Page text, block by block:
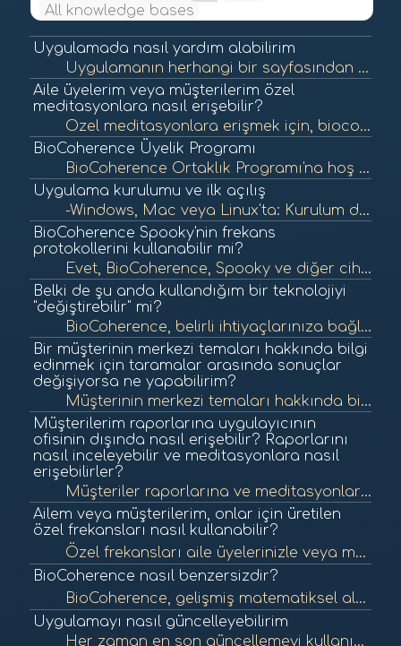
All knowledge bases
Uygulamada nasıl yardım alabilirim
Uygulamanın herhangi bir sayfasından yardım istemek veya öneri göndermek için, sadece sağ üst köşedeki menüyü açın ve "Geri bildirim ve fikirler"e tıklayın. Şu anda bulunduğunuz sayfanın ekran görüntüsünü eklemek için "ekran gör...
Aile üyelerim veya müşterilerim özel
meditasyonlara nasıl erişebilir?
Özel meditasyonlara erişmek için, biocoherence.net/install adresinden veya App Store veya Play Store'dan uygulamayı yüklemeleri gerekmektedir. Onlara bir hesap oluşturarak davet edebilirsiniz; lütfen doğru hesapla birlikte davet alabilmeleri içi...
BioCoherence Üyelik Programı
BioCoherence Ortaklık Programı'na hoş geldiniz! Keskin teknolojimizin faydalarını kitlenizle paylaşmanız için sizi aramızda görmekten heyecan duyuyoruz. Programımız, başkalarına sağlık ve zindelikte dönüştürücü bir yaklaşımı keş...
Uygulama kurulumu ve ilk açılış
-Windows, Mac veya Linux'ta: Kurulum dosyasını biocoherence.net/install adresinden indirin. -iPad, iPhone veya Android'de: Lütfen biocoherence.net/install adresindeki talimatları takip edin; kurulum, App Store'dan sadece bir tıklama ile yapılmalıd...
BioCoherence Spooky'nin frekans
protokollerini kullanabilir mi?
Evet, BioCoherence, Spooky ve diğer cihazlar tarafından kullanılan Rife tabanlı tablolar da dahil olmak üzere çeşitli kaynaklardan birçok frekans protokolünü entegre etmiştir. Gelecekte, BioCoherence, Spooky cihazlarının yayıcı olarak işl...
Belki de şu anda kullandığım bir teknolojiyi
"değiştirebilir" mi?
BioCoherence, belirli ihtiyaçlarınıza bağlı olarak diğer biyofeedback ve sağlık analiz araçlarının yerini alabilir veya bunlara tamamlayıcı olabilir. Özellikle rastgele sayı üreteçlerine dayanan cihazların çoğunu değiştirebilir, anc...
Bir müşterinin merkezi temaları hakkında bilgi
edinmek için taramalar arasında sonuçlar
değişiyorsa ne yapabilirim?
Müşterinin merkezi temaları hakkında bilgi edinmek için birden fazla taramayı karşılaştırmak faydalı olabilir. Merkezi temaları tanımlamak için taramalar arasında tutarlı desenler veya tekrar eden sorunlar arayın. Mederic, müşterinin m...
Müşterilerim raporlarına uygulayıcının
ofisinin dışında nasıl erişebilir? Raporlarını
nasıl inceleyebilir ve meditasyonlara nasıl
erişebilirler?
Müşteriler raporlarına ve meditasyonlarına uygulama üzerinden erişebilirler. İşte uygulama üzerinden müşteri erişimini nasıl sağlayabileceğiniz: -Müşteriyi uygulamada yeni bir kontak olarak ekleyin: -Profil fotoğrafınızın yanın...
Ailem veya müşterilerim, onlar için üretilen
özel frekansları nasıl kullanabilir?
Özel frekansları aile üyelerinizle veya müşterilerinizle paylaşmak için şu adımları izleyin: -BioCoherence uygulamasında frekans raporlarını görüntülerken, frekans seansının ses dosyasını dışa aktarın. -Daha sonra ses dosyasın�...
BioCoherence nasıl benzersizdir?
BioCoherence, gelişmiş matematiksel algoritmaları ve EKG teknolojisini bir araya getirerek ayrıntılı sağlık içgörüleri sunar. Vücudun elektriksel sinyallerinin çok seviyeli analizini sunarak öne çıkar ve enerji/vücut/zihin yaklaşımın�...
Uygulamayı nasıl güncelleyebilirim
Her zaman en son güncellemeyi kullanın, çünkü probleminiz zaten çözülmüş olabilir - ya da fikriniz, zaten uygulanmış olabilir! Kullandığınız platforma bağlı olarak, güncelleme farklı şekilde gerçekleştirilir: Beta sürümü ...